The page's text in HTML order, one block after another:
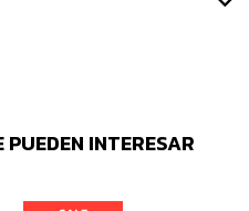
INTERESAR